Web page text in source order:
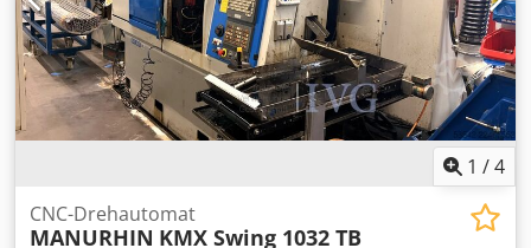
1 /4
CNC-Drehautomat
MANURHIN KMX Swing 1032 TB